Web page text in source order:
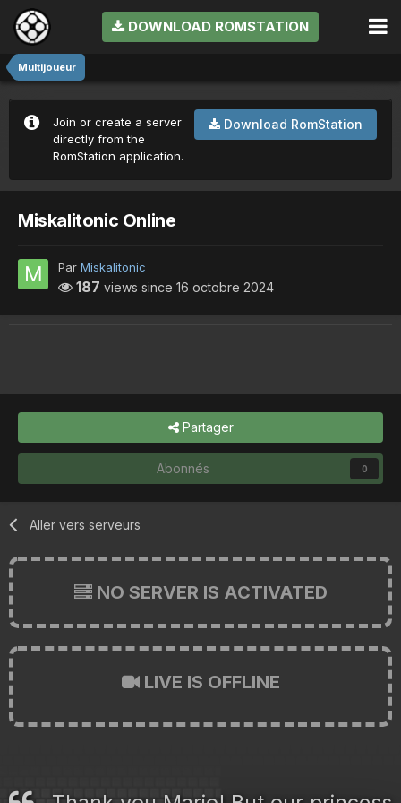
DOWNLOAD ROMSTATION
Multijoueur
Download RomStation
Join or create a server
directly from the
RomStation application.
Miskalitonic Online
Par Miskalitonic
187 views since 16 octobre 2024
Partager
Abonnés 0
Aller vers serveurs
NO SERVER IS ACTIVATED
LIVE IS OFFLINE